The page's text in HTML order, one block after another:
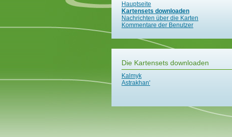
Hauptseite
Kartensets downloaden
Nachrichten über die Karten
Kommentare der Benutzer
Die Kartensets downloaden
Kalmyk
Astrakhan'